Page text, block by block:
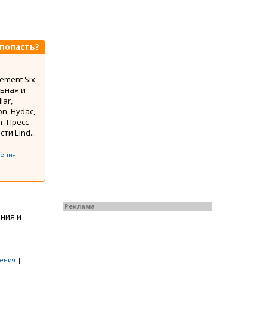
Six
и
Hydac,
Пресс-
Lind...
|
и
|
Реклама